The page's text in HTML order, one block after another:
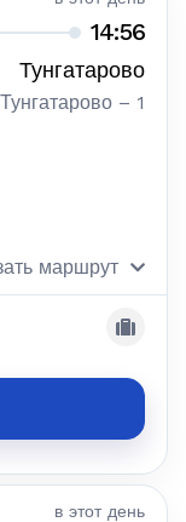
14:56
Тунгатарово
– 1
маршрут
в этот день